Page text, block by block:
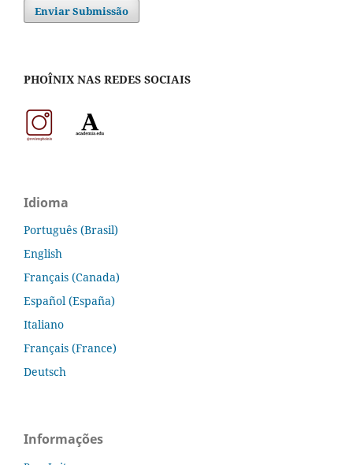
Enviar Submissão
PHOÎNIX NAS REDES SOCIAIS
Idioma
Português (Brasil)
English
Français (Canada)
Español (España)
Italiano
Français (France)
Deutsch
Informações